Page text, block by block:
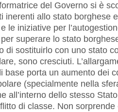
del Governo si è
inerenti allo stato borghese
le iniziative per
per superare lo stato
di sostituirlo con uno stato
sono cresciuti.
base porta un aumento dei
(specialmente nella
all’interno dello stesso
di classe. Non sorprende